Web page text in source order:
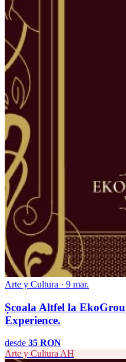
Arte y Cultura · 9 mar.
Școala Altfel la
Experience.
desde 35 RON
Arte y Cultura AH